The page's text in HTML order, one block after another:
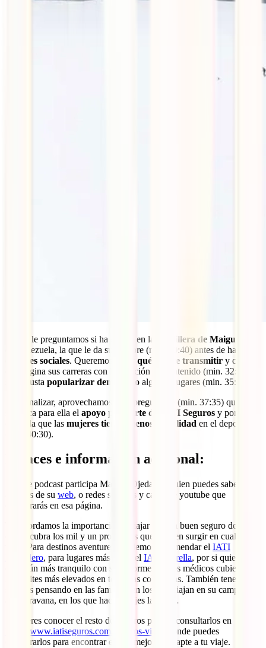
Luego le preguntamos si ha estado en la cordillera de Maigualida
en Venezuela, la que le da su nombre (min. 30:40) antes de hablar
redes sociales. Queremos saber qué quiere transmitir y cómo
compagina sus carreras con la creación de contenido (min. 32:30) y
si le asusta popularizar demasiado algunos lugares (min. 35:00).
Para finalizar, aprovechamos para preguntarle (min. 37:35) qué
significa para ella el apoyo por parte de IATI Seguros y por qué
cree ella que las mujeres tienen menos visibilidad en el deporte
(min. 40:30).
Enlaces e información adicional:
En este podcast participa Maigua Ojeda, de quien puedes saber más
a través de su web, o redes sociales y canal de youtube que
encontrarás en esa página.
Te recordamos la importancia de viajar con un buen seguro de viajes
que te cubra los mil y un problemas que pueden surgir en cualquier
viaje. Para destinos aventureros solemos recomendar el IATI
Mochilero, para lugares más caros el IATI Estrella, por si quieres
estar aún más tranquilo con sus enormes gastos médicos cubiertos y
los límites más elevados en todas las coberturas. También tenemos
seguros pensando en las familias, en los que viajan en su camper o
autocaravana, en los que hacen viajes largos…
Si quieres conocer el resto de seguros puedes consultarlos en
https://www.iatiseguros.com/seguros-viaje/
donde puedes
compararlos para encontrar el que mejor se adapte a tu viaje.